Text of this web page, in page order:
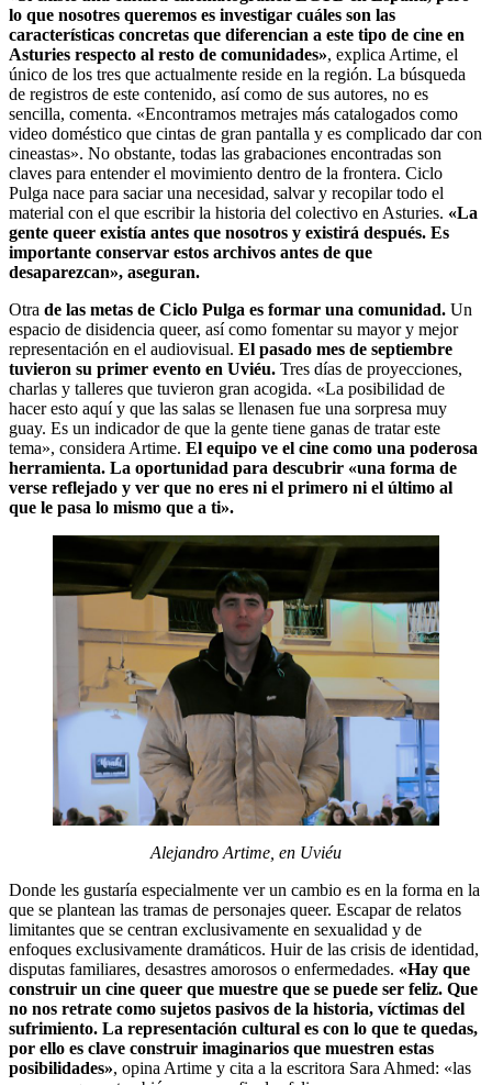
lo que nosotres queremos es investigar cuáles son las
características concretas que diferencian a este tipo de cine en
Asturies respecto al resto de comunidades», explica Artime, el
único de los tres que actualmente reside en la región. La búsqueda
de registros de este contenido, así como de sus autores, no es
sencilla, comenta. «Encontramos metrajes más catalogados como
video doméstico que cintas de gran pantalla y es complicado dar con
cineastas». No obstante, todas las grabaciones encontradas son
claves para entender el movimiento dentro de la frontera. Ciclo
Pulga nace para saciar una necesidad, salvar y recopilar todo el
material con el que escribir la historia del colectivo en Asturies. «La
gente queer existía antes que nosotros y existirá después. Es
importante conservar estos archivos antes de que
desaparezcan», aseguran.
Otra de las metas de Ciclo Pulga es formar una comunidad. Un
espacio de disidencia queer, así como fomentar su mayor y mejor
representación en el audiovisual. El pasado mes de septiembre
tuvieron su primer evento en Uviéu. Tres días de proyecciones,
charlas y talleres que tuvieron gran acogida. «La posibilidad de
hacer esto aquí y que las salas se llenasen fue una sorpresa muy
guay. Es un indicador de que la gente tiene ganas de tratar este
tema», considera Artime. El equipo ve el cine como una poderosa
herramienta. La oportunidad para descubrir «una forma de
verse reflejado y ver que no eres ni el primero ni el último al
que le pasa lo mismo que a ti».
Alejandro Artime, en Uviéu
Donde les gustaría especialmente ver un cambio es en la forma en la
que se plantean las tramas de personajes queer. Escapar de relatos
limitantes que se centran exclusivamente en sexualidad y de
enfoques exclusivamente dramáticos. Huir de las crisis de identidad,
disputas familiares, desastres amorosos o enfermedades. «Hay que
construir un cine queer que muestre que se puede ser feliz. Que
no nos retrate como sujetos pasivos de la historia, víctimas del
sufrimiento. La representación cultural es con lo que te quedas,
por ello es clave construir imaginarios que muestren estas
posibilidades», opina Artime y cita a la escritora Sara Ahmed: «las